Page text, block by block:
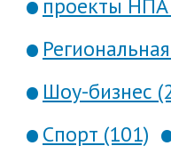
проекты НПА
Шоу-бизнес
Спорт (101)